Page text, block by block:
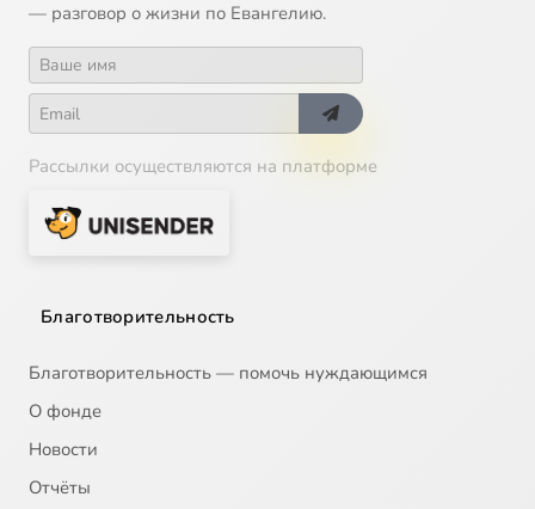
— разговор о жизни по Евангелию.
Рассылки осуществляются на платформе
Благотворительность
Благотворительность — помочь нуждающимся
О фонде
Новости
Отчёты